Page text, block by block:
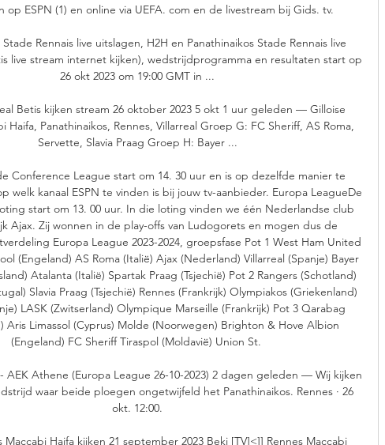
op ESPN (1) en online via UEFA. com en de livestream bij Gids. tv.
Rennais live uitslagen, H2H en Panathinaikos Stade Rennais live
live stream internet kijken), wedstrijdprogramma en resultaten start op
26 okt 2023 om 19:00 GMT in ...
Betis kijken stream 26 oktober 2023 5 okt 1 uur geleden — Gilloise
Haifa, Panathinaikos, Rennes, Villarreal Groep G: FC Sheriff, AS Roma,
Servette, Slavia Praag Groep H: Bayer ...
Conference League start om 14. 30 uur en is op dezelfde manier te
welk kanaal ESPN te vinden is bij jouw tv-aanbieder. Europa LeagueDe
start om 13. 00 uur. In die loting vinden we één Nederlandse club
Ajax. Zij wonnen in de play-offs van Ludogorets en mogen dus de
Europa League 2023-2024, groepsfase Pot 1 West Ham United
(Engeland) AS Roma (Italië) Ajax (Nederland) Villarreal (Spanje) Bayer
Atalanta (Italië) Spartak Praag (Tsjechië) Pot 2 Rangers (Schotland)
Slavia Praag (Tsjechië) Rennes (Frankrijk) Olympiakos (Griekenland)
LASK (Zwitserland) Olympique Marseille (Frankrijk) Pot 3 Qarabag
Aris Limassol (Cyprus) Molde (Noorwegen) Brighton & Hove Albion
(Engeland) FC Sheriff Tiraspol (Moldavië) Union St.
AEK Athene (Europa League 26-10-2023) 2 dagen geleden — Wij kijken
waar beide ploegen ongetwijfeld het Panathinaikos. Rennes · 26
okt. 12:00.
Maccabi Haifa kijken 21 september 2023 Beki [TV]<]] Rennes Maccabi